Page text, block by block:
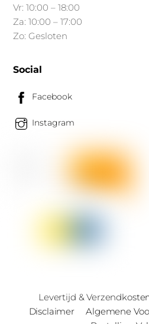
Vr: 10:00 – 18:00
Za: 10:00 – 17:00
Zo: Gesloten
Social
Facebook
Instagram
Levertijd &
Disclaimer
Algemene